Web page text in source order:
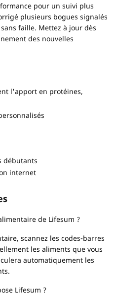
pour un suivi plus
plusieurs bogues signalés
faille. Mettez à jour dès
des nouvelles
l'apport en protéines,
débutants
internet
de Lifesum ?
scannez les codes-barres
les aliments que vous
automatiquement les
Lifesum ?